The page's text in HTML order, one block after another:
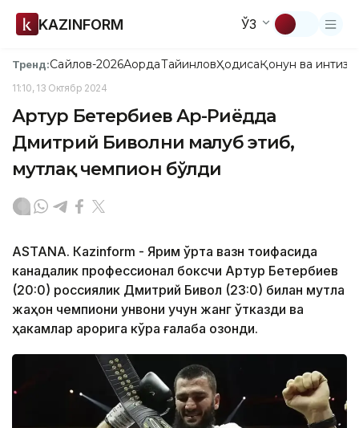
KAZINFORM ЎЗ
Тренд:Сайлов-2026АқордаТайинловҲодисаҚонун ва
11:10, 13 Октябр 2024
Артур Бетербиев Ар-Риёдда
Дмитрий Биволни мағлуб этиб,
мутлақ чемпион бўлди
ASTANА. Кazinform - Ярим ўрта вазн тоифасида
канадалик профессионал боксчи Артур Бетербиев
(20:0) россиялик Дмитрий Бивол (23:0) билан мутлақ
жаҳон чемпиони унвони учун жанг ўтказди ва
ҳакамлар қарорига кўра ғалаба қозонди.